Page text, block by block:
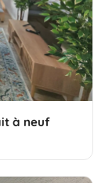
à neuf